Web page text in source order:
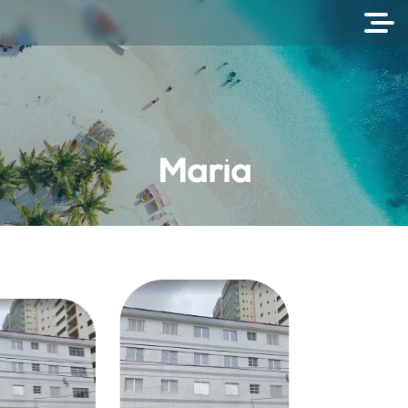
Maria